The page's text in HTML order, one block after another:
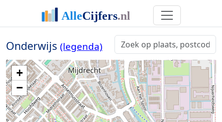
Onderwijs (legenda)
+
−